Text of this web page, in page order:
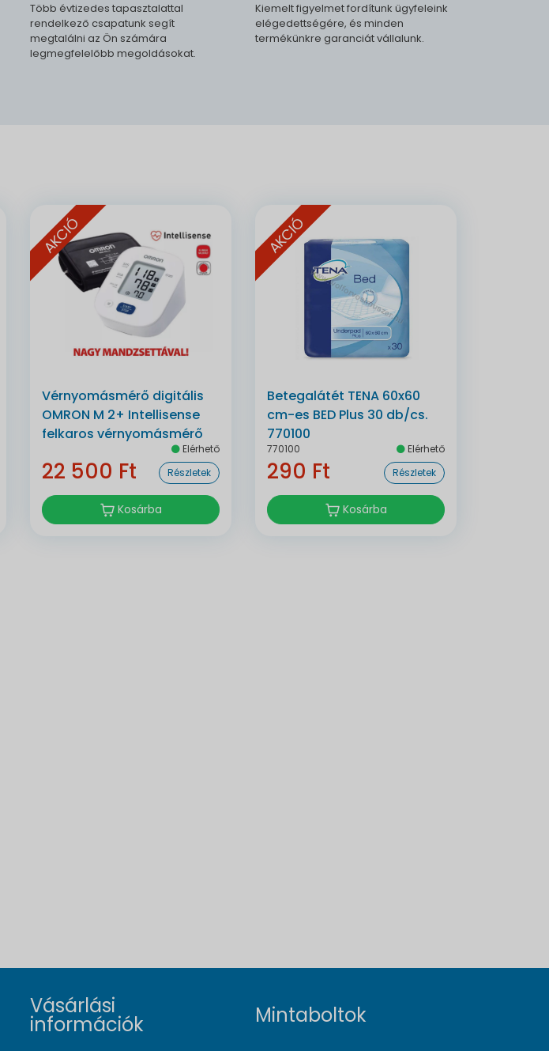
Több évtizedes tapasztalattal
rendelkező csapatunk segít
megtalálni az Ön számára
legmegfelelőbb megoldásokat.
Kiemelt figyelmet fordítunk ügyfeleink
elégedettségére, és minden
termékünkre garanciát vállalunk.
AKCIÓ
Vérnyomásmérő digitális
OMRON M 2+ Intellisense
felkaros vérnyomásmérő
Elérhető
22 500 Ft Részletek
Kosárba
AKCIÓ
Betegalátét TENA 60x60
cm-es BED Plus 30 db/cs.
770100
770100 Elérhető
290 Ft Részletek
Kosárba
Vásárlási
információk Mintaboltok